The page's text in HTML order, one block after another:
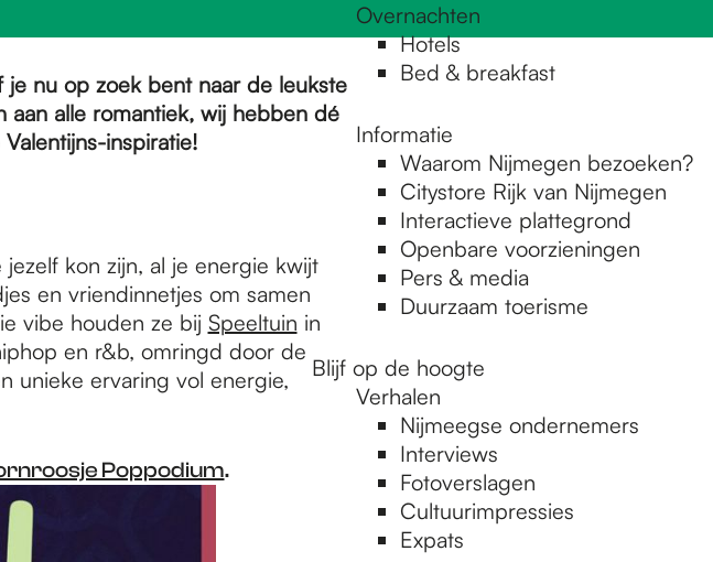
Overnachten
Hotels
Bed & breakfast
Informatie
Waarom Nijmegen bezoeken?
Citystore Rijk van Nijmegen
Interactieve plattegrond
Openbare voorzieningen
Pers & media
Duurzaam toerisme
Blijf op de hoogte
Verhalen
Nijmeegse ondernemers
Interviews
Fotoverslagen
Cultuurimpressies
Expats
nu op zoek bent naar de leukste
aan alle romantiek, wij hebben dé
inspiratie!
kon zijn, al je energie kwijt
en vriendinnetjes om samen
vibe houden ze bij Speeltuin in
en r&b, omringd door de
unieke ervaring vol energie,
Poppodium.